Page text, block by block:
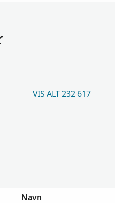
VIS ALT 232 617
Navn